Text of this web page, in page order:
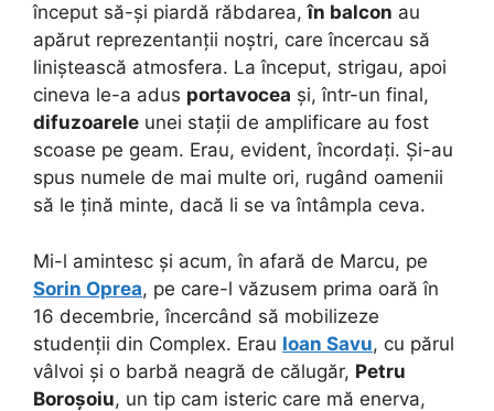
început să-și piardă răbdarea,în balcon au
apărut reprezentanții noștri, care încercau să
liniștească atmosfera. La început, strigau, apoi
cineva le-a adus portavocea și, într-un final,
difuzoarele unei stații de amplificare au fost
scoase pe geam. Erau, evident, încordați. Și-au
spus numele de mai multe ori, rugând oamenii
să le țină minte, dacă li se va întâmpla ceva.
Mi-l amintesc și acum, în afară de Marcu, pe
Sorin Oprea, pe care-l văzusem prima oară în
16 decembrie, încercând să mobilizeze
studenții din Complex. Erau Ioan Savu, cu părul
vâlvoi și o barbă neagră de călugăr, Petru
Boroșoiu, un tip cam isteric care mă enerva,